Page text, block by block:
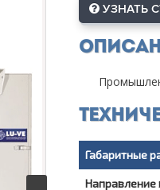
УЗНАТЬ
Габаритные
Направление